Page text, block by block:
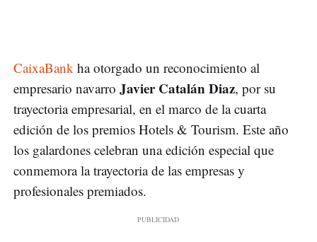
CaixaBank ha otorgado un reconocimiento al
empresario navarro Javier Catalán Diaz, por su
trayectoria empresarial, en el marco de la cuarta
edición de los premios Hotels & Tourism. Este año
los galardones celebran una edición especial que
conmemora la trayectoria de las empresas y
profesionales premiados.